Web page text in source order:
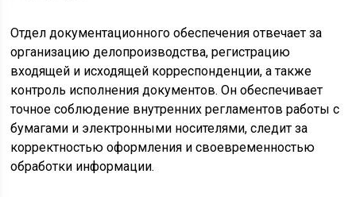
Отдел документационного обеспечения отвечает за
организацию делопроизводства, регистрацию
входящей и исходящей корреспонденции, а также
контроль исполнения документов. Он обеспечивает
точное соблюдение внутренних регламентов работы с
бумагами и электронными носителями, следит за
корректностью оформления и своевременностью
обработки информации.